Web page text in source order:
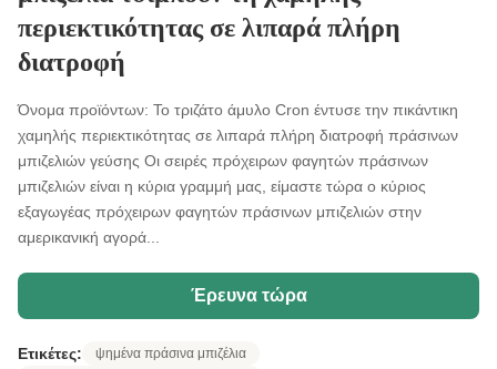
περιεκτικότητας σε λιπαρά πλήρη
διατροφή
Όνομα προϊόντων: Το τριζάτο άμυλο Cron έντυσε την πικάντικη
χαμηλής περιεκτικότητας σε λιπαρά πλήρη διατροφή πράσινων
μπιζελιών γεύσης Οι σειρές πρόχειρων φαγητών πράσινων
μπιζελιών είναι η κύρια γραμμή μας, είμαστε τώρα ο κύριος
εξαγωγέας πρόχειρων φαγητών πράσινων μπιζελιών στην
αμερικανική αγορά...
Έρευνα τώρα
Ετικέτες:
ψημένα πράσινα μπιζέλια